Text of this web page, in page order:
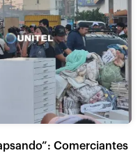
Comerciantes